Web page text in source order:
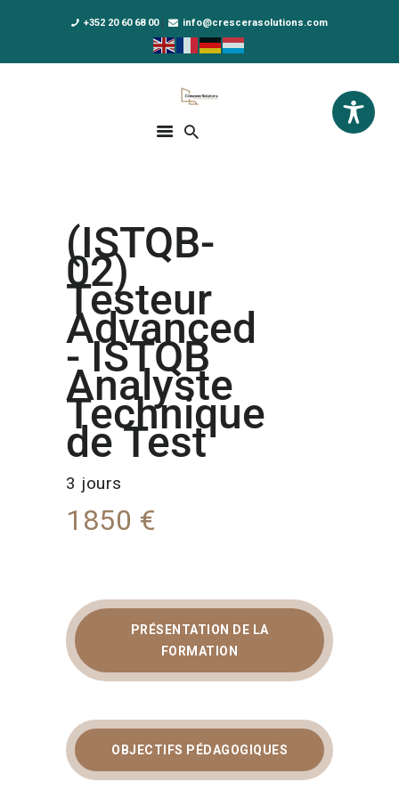
+352 20 60 68 00 info@crescerasolutions.com
Crescera Solutions
Solutions for your evolution
DPO AS A SERVICE
NOUS CONNAÎTRE
ACTUALITÉS
(ISTQB-
02)
Testeur
Advanced
- ISTQB
Analyste
Technique
de Test
3 jours
1850 €
FORMATION
ANALYSTE TECHNIQUE
LUXEMBOURG :
DEVENEZ EXPERT QA
PRÉSENTATION DE LA
FORMATION
OBJECTIFS PÉDAGOGIQUES